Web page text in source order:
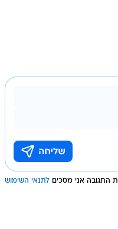
התגובה אני מסכים לתנאי השימוש